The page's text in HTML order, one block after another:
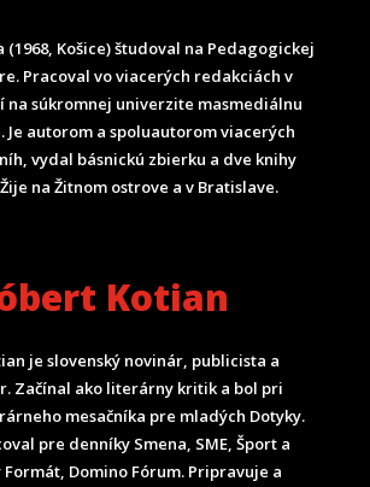
(1968, Košice) študoval na Pedagogickej
Pracoval vo viacerých redakciách v
na súkromnej univerzite masmediálnu
Je autorom a spoluautorom viacerých
vydal básnickú zbierku a dve knihy
na Žitnom ostrove a v Bratislave.
Kotian
je slovenský novinár, publicista a
Začínal ako literárny kritik a bol pri
mesačníka pre mladých Dotyky.
pre denníky Smena, SME, Šport a
Domino Fórum. Pripravuje a